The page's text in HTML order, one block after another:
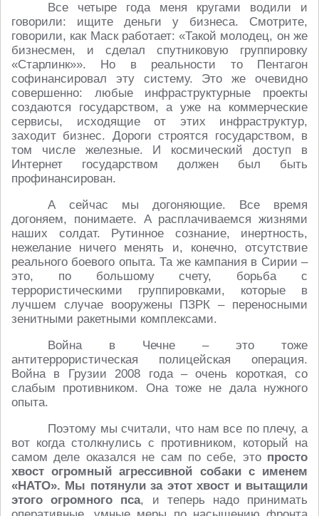
Все четыре года меня кругами водили и
говорили: ищите деньги у бизнеса. Смотрите,
говорили, как Маск работает: «Такой молодец, он же
бизнесмен, и сделал спутниковую группировку
«Старлинк»». Но в реальности то Пентагон
софинансировал эту систему. Это же очевидно
совершенно: любые инфраструктурные проекты
создаются государством, а уже на коммерческие
сервисы, исходящие от этих инфраструктур,
заходит бизнес. Дороги строятся государством, в
том числе железные. И космический доступ в
Интернет государством должен был быть
профинансирован.
А сейчас мы догоняющие. Все время
догоняем, понимаете. А расплачиваемся жизнями
наших солдат. Рутинное сознание, инертность,
нежелание ничего менять и, конечно, отсутствие
реального боевого опыта. Та же кампания в Сирии –
это, по большому счету, борьба с
террористическими группировками, которые в
лучшем случае вооружены ПЗРК – переносными
зенитными ракетными комплексами.
Война в Чечне – это тоже
антитеррористическая полицейская операция.
Война в Грузии 2008 года – очень короткая, со
слабым противником. Она тоже не дала нужного
опыта.
Поэтому мы считали, что нам все по плечу, а
вот когда столкнулись с противником, который на
самом деле оказался не сам по себе, это просто
хвост огромный агрессивной собаки с именем
«НАТО». Мы потянули за этот хвост и вытащили
этого огромного пса, и теперь надо принимать